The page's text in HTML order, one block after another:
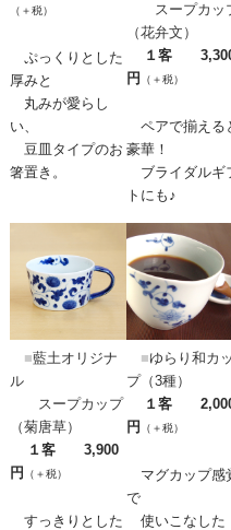
（＋税）
ぷっくりとした
厚みと
丸みが愛らし
い、
豆皿タイプのお
箸置き。
スープカッ
（花弁文）
１客
円
（＋税）
ペアで揃える
豪華！
ブライダルギ
トにも♪
■藍土オリジナ
ル
スープカップ
（菊唐草）
１客 3,900
円
（＋税）
すっきりとした
■ゆらり和カッ
プ（3種）
１客
円
（＋税）
マグカップ感
で
使いこなした